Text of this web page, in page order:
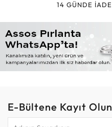
14 GÜNDE İADE
E-Bültene Kayıt Olun